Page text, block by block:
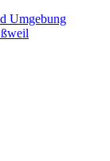
Umgebung